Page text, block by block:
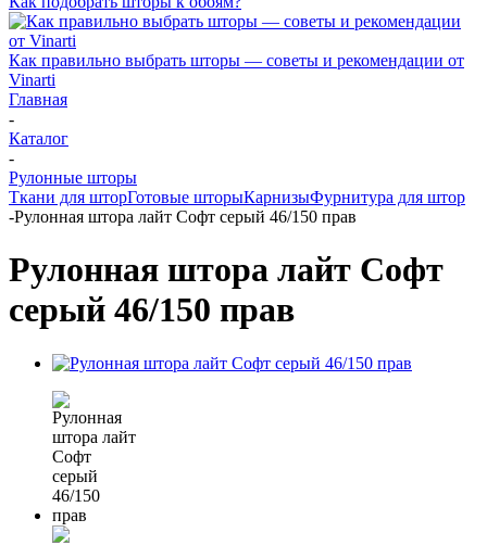
Как правильно выбрать шторы — советы и рекомендации от
Vinarti
Главная
-
Каталог
-
Рулонные шторы
Ткани для шторГотовые шторыКарнизыФурнитура для штор
-Рулонная штора лайт Софт серый 46/150 прав
Рулонная штора лайт Софт
серый 46/150 прав